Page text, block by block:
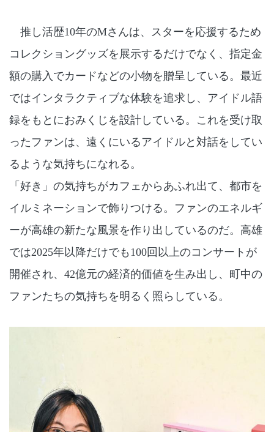
推し活歴10年のМさんは、スターを応援するため
コレクショングッズを展示するだけでなく、指定金
額の購入でカードなどの小物を贈呈している。最近
ではインタラクティブな体験を追求し、アイドル語
録をもとにおみくじを設計している。これを受け取
ったファンは、遠くにいるアイドルと対話をしてい
るような気持ちになれる。
「好き」の気持ちがカフェからあふれ出て、都市を
イルミネーションで飾りつける。ファンのエネルギ
ーが高雄の新たな風景を作り出しているのだ。高雄
では2025年以降だけでも100回以上のコンサートが
開催され、42億元の経済的価値を生み出し、町中の
ファンたちの気持ちを明るく照らしている。